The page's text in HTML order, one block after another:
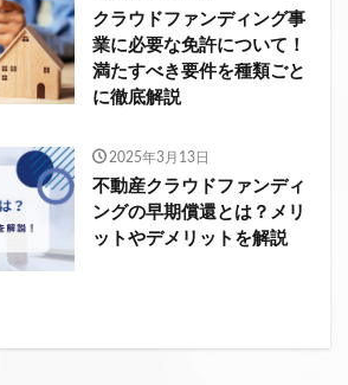
クラウドファンディング事
業に必要な免許について！
満たすべき要件を種類ごと
に徹底解説
2025年3月13日
不動産クラウドファンディ
ングの早期償還とは？メリ
ットやデメリットを解説